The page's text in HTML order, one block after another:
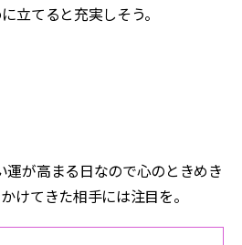
立てると充実しそう。
運が高まる日なので心のときめき
けてきた相手には注目を。